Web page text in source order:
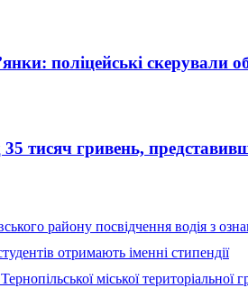
поліцейські скерували
тисяч гривень,
району посвідчення водія з
отримають іменні стипендії
міської територіальної